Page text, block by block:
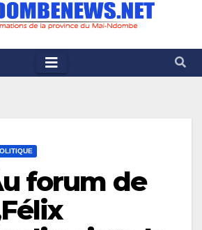
forum de